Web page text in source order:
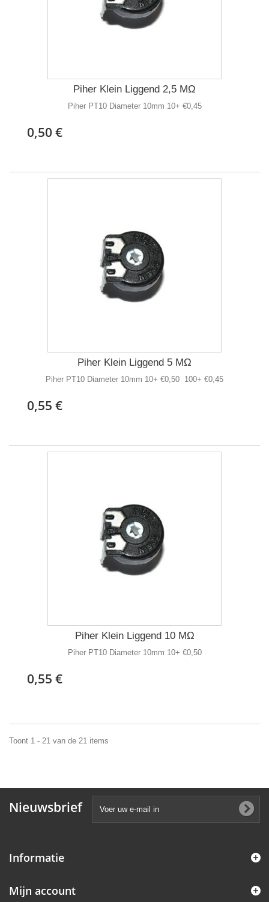
Piher Klein Liggend 2,5 MΩ
Piher PT10 Diameter 10mm 10+ €0,45
0,50 €
Piher Klein Liggend 5 MΩ
Piher PT10 Diameter 10mm 10+ €0,50 100+ €0,45
0,55 €
Piher Klein Liggend 10 MΩ
Piher PT10 Diameter 10mm 10+ €0,50
0,55 €
Toont 1 - 21 van de 21 items
Nieuwsbrief
Informatie
Mijn account